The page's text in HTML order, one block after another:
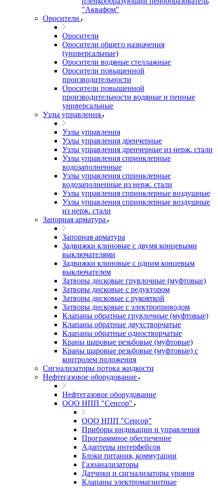
"Аквафом"
Оросители
Оросители
Оросители oбщего назначения
(универсальные)
Оросители водяные стеллажные
Оросители повышенной
производительности
Оросители повышенной
производительности водяные и пенные
универсальные
Узлы управления
Узлы управления
Узлы управления дренчерные
Узлы управления дренчерные из нерж. стали
Узлы управления спринклерные
водозаполненные
Узлы управления спринклерные
водозаполненные из нерж. стали
Узлы управления спринклерные воздушные
Узлы управления спринклерные воздушные
из нерж. стали
Запорная арматура
Запорная арматура
Задвижки клиновые с двумя концевыми
выключателями
Задвижки клиновые с одним концевым
выключателем
Затворы дисковые грувлочные (муфтовые)
Затворы дисковые с редуктором
Затворы дисковые с рукояткой
Затворы дисковые с электроприводом
Клапаны обратные грувлочные (муфтовые)
Клапаны обратные двухстворчатые
Клапаны обратные одностворчатые
Краны шаровые резьбовые (муфтовые)
Краны шаровые резьбовые (муфтовые) с
контролем положения
Сигнализаторы потока жидкости
Нефтегазовое оборудование
Нефтегазовое оборудование
ООО НПП "Сенсор"
ООО НПП "Сенсор"
Приборы индикации и управления
Программное обеспечение
Адаптеры интерфейсов
Блоки питания, коммутации
Газоанализаторы
Датчики и сигнализаторы уровня
Клапаны электромагнитные